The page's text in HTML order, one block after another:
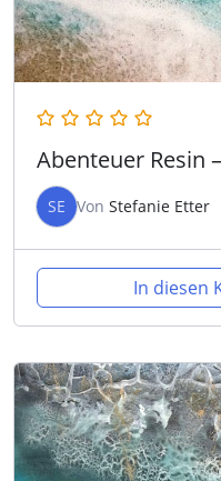
Abenteuer Resin
SE Von Stefanie Etter
In diesen